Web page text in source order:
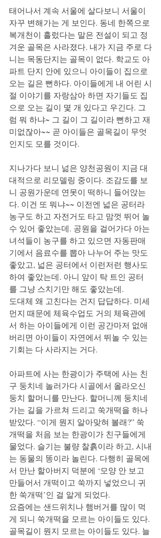
태어나서 계속 서울에 살다보니 서울이
자꾸 변해가는 게 보인다. 동네 한쪽으로
복개천이 흘렀다는 말은 전설이 되고 정
겨운 골목은 사라졌다. 내가 지금 주로 다
니는 목동단지는 골목이 없다. 학교도 아
파트 단지 안에 있으니 아이들이 집으로
오는 길은 뻔하다. 아이들에게 내 어린 시
절 이야기를 자랑삼아 하면 자기들도 집
으로 오는 길이 몇 개 있다고 우긴다. 그
럼 뭐 하냐~ 그 길이 그 길이라 뻔하고 재
미없잖아~~ 곧 아이들은 골목길이 무엇
인지도 모를 것이다.
지나가다 보니 넒은 양천공원이 지금 대
대적으로 리모델링 중이다. 조감도를 보
니 공원가운데 연못이 떡하니 들어앉는
다. 이건 또 뭐냐~~ 이전엔 넓은 공터라
농구도 하고 자전거도 타고 맘껏 뛰어 놀
수 있어 좋았는데. 공원을 걸어가다 아는
녀석들이 농구를 하고 있으면 자동판매
기에서 음료수를 뽑아 나누어 주는 맛도
좋았고, 넓은 공터에서 이런저런 행사도
하여 좋았는데. 아니 앞이 탁 트인 공터
를 그냥 스치기만 해도 좋았는데.
도대체 왜 고친다는 건지 답답하다. 미세
먼지 때문에 체육수업도 거의 체육관에
서 하는 아이들에게 이런 공간마저 없애
버리면 아이들이 자연에서 뛰놀 수 있는
기회는 다 사라지는 거다.
아파트에 사는 한광이가 주택에 사는 친
구 둥치네 놀러가다 시골에서 올라오신
둥치 할머니를 만난다. 할머니께 둥치네
가는 길을 가르쳐 드리고 쑥개떡을 하나
받았다. “이게 뭔지 알아맞혀 볼래?” 쑥
개떡을 처음 보는 한광이가 친구들에게
물었다. 슬기는 불량 찰흙이라 하고, 시내
는 동물의 똥이라 놀린다. 다행히 골목에
서 만난 할아버지 덕분에 ‘모양 안 보고
만들어서 개떡이고 쑥까지 넣었으니 귀
한 쑥개떡’인 걸 알게 되었다.
요즘에는 샌드위치나 햄버거를 많이 먹
게 되니 쑥개떡을 모르는 아이들도 있다.
골목길이 뭔지 모르는 아이들도 있다. 늘